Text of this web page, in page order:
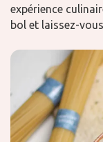
expérience
bol et laissez-